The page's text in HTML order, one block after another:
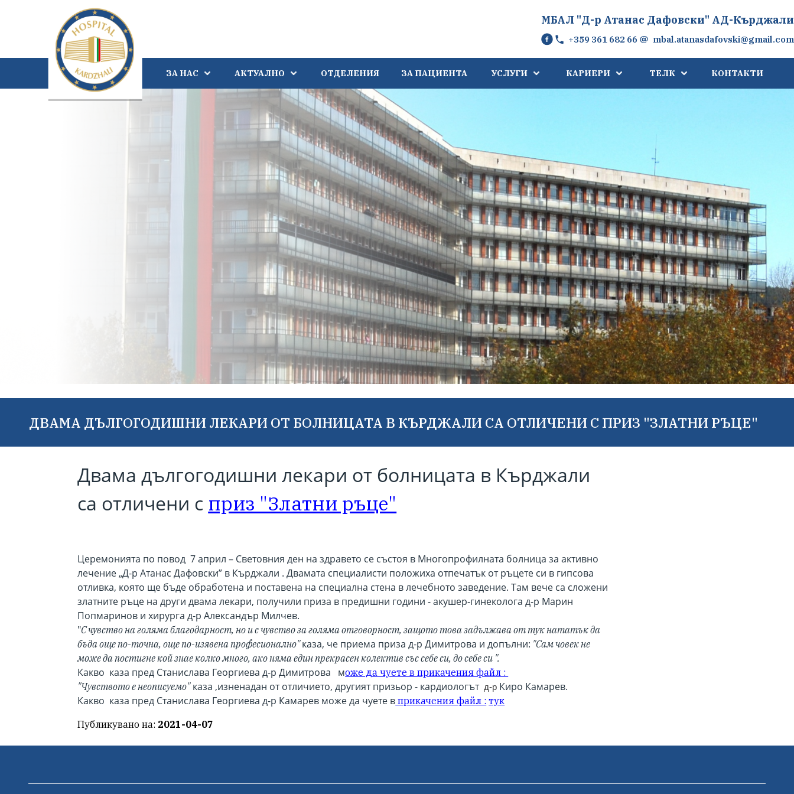
МБАЛ "Д-р Атанас Дафовски" АД-Кърджали
+359 361 682 66 mbal.atanasdafovski@gmail.com
ЗА НАС АКТУАЛНО ОТДЕЛЕНИЯ ЗА ПАЦИЕНТА УСЛУГИ КАРИЕРИ ТЕЛК КОНТАКТИ
ДВАМА ДЪЛГОГОДИШНИ ЛЕКАРИ ОТ БОЛНИЦАТА В КЪРДЖАЛИ СА ОТЛИЧЕНИ С ПРИЗ "ЗЛАТНИ РЪЦЕ"
Двама дългогодишни лекари от болницата в Кърджали
са отличени с приз "Златни ръце"
Церемонията по повод 7 април – Световния ден на здравето се състоя в Многопрофилната болница за активно
лечение „Д-р Атанас Дафовски” в Кърджали . Двамата специалисти положиха отпечатък от ръцете си в гипсова
отливка, която ще бъде обработена и поставена на специална стена в лечебното заведение. Там вече са сложени
златните ръце на други двама лекари, получили приза в предишни години - акушер-гинеколога д-р Марин
Попмаринов и хирурга д-р Александър Милчев.
"С чувство на голяма благодарност, но и с чувство за голяма отговорност, защото това задължава от тук нататък да
бъда още по-точна, още по-изявена професионално"каза, че приема приза д-р Димитрова и допълни: "Сам човек не
може да постигне кой знае колко много, ако няма един прекрасен колектив със себе си, до себе си ".
Какво каза пред Станислава Георгиева д-р Димитрова може да чуете в прикачения файл :
"Чувството е неописуемо"каза ,изненадан от отличието, другият призьор - кардиологътд-р Киро Камарев.
Какво каза пред Станислава Георгиева д-р Камарев може да чуете в прикачения файл : тук
Публикувано на: 2021-04-07